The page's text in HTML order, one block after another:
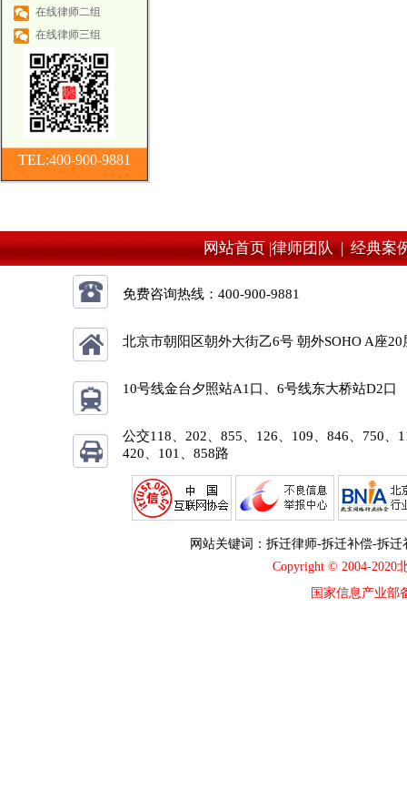
网站首页 |律师团队 |经典案
免费咨询热线： 400-900-9881
北京市朝阳区朝外大街乙6号 朝外SOHO A座20
10号线金台夕照站A1口、6号线东大桥站D2口
公交118、202、855、126、109、846、750、
420、101、858路
网站关键词： 拆迁律师-拆迁补偿-拆迁
Copyright © 2004-2020
国家信息产业部
在线律师二组
在线律师三组
TEL:400-900-9881